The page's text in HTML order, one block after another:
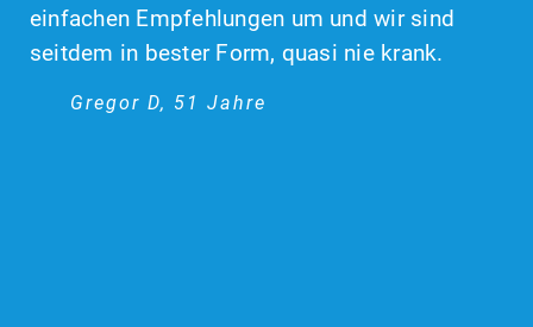
einfachen Empfehlungen um und wir sind
seitdem in bester Form, quasi nie krank.
Gregor D, 51 Jahre